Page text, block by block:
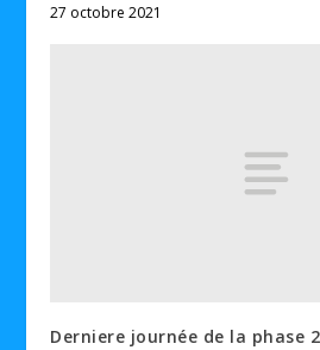
27 octobre 2021
Derniere journée de la phase